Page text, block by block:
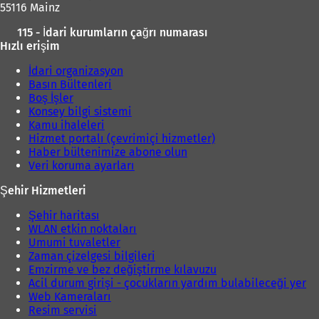
55116 Mainz
115 - İdari kurumların çağrı numarası
Hızlı erişim
İdari organizasyon
Basın Bültenleri
Boş İşler
Konsey bilgi sistemi
Kamu ihaleleri
Hizmet portalı (çevrimiçi hizmetler)
Haber bültenimize abone olun
Veri koruma ayarları
Şehir Hizmetleri
Şehir haritası
WLAN etkin noktaları
Umumi tuvaletler
Zaman çizelgesi bilgileri
Emzirme ve bez değiştirme kılavuzu
Acil durum girişi - çocukların yardım bulabileceği yer
Web Kameraları
Resim servisi